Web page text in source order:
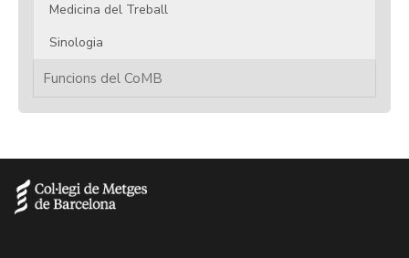
Medicina del Treball
Sinologia
Funcions del CoMB